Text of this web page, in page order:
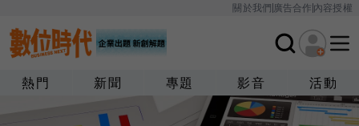
關於我們廣告合作內容授權
熱門 新聞 專題 影音 活動